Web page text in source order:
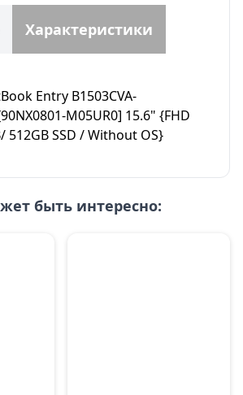
Характеристики
Entry B1503CVA-
M05UR0] 15.6" {FHD
512GB SSD / Without OS}
быть интересно: